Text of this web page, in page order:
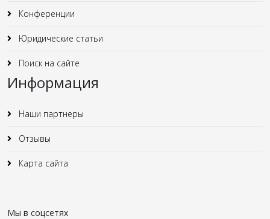
Конференции
Юридические статьи
Поиск на сайте
Информация
Наши партнеры
Отзывы
Карта сайта
Мы в соцсетях